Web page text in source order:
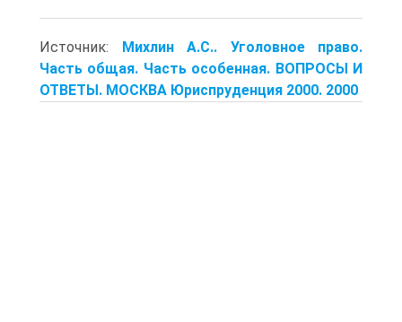
Источник: Михлин А.С.. Уголовное право.
Часть общая. Часть особенная. ВОПРОСЫ И
ОТВЕТЫ. МОСКВА Юриспруденция 2000. 2000